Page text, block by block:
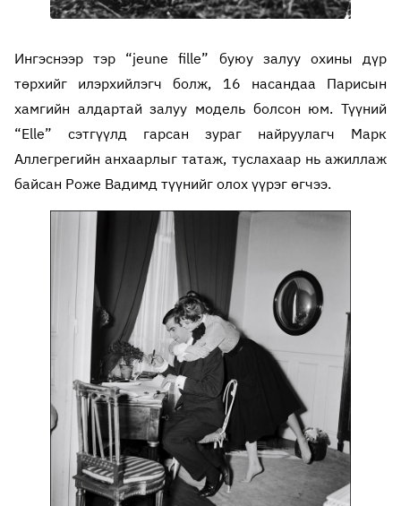
Ингэснээр тэр “jeune fille” буюу залуу охины дүр
төрхийг илэрхийлэгч болж, 16 насандаа Парисын
хамгийн алдартай залуу модель болсон юм. Түүний
“Elle” сэтгүүлд гарсан зураг найруулагч Марк
Аллегрегийн анхаарлыг татаж, туслахаар нь ажиллаж
байсан Роже Вадимд түүнийг олох үүрэг өгчээ.